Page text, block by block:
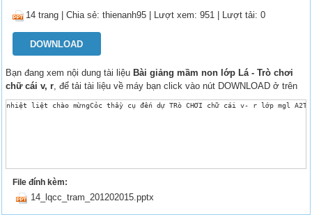
14 trang |Chia sẻ:thienanh95 | Lượt xem: 951 | Lượt tải: 0
DOWNLOAD
Bạn đang xem nội dung tài liệu Bài giảng mầm non lớp Lá - Trò chơi
chữ cái v, r, để tải tài liệu về máy bạn click vào nút DOWNLOAD ở trên
nhiệt liệt chào mừngCỏc thầy cụ đến dự TRò CHƠI chữ cái v- r lớp mgl
File đính kèm:
14_lqcc_tram_201202015.pptx